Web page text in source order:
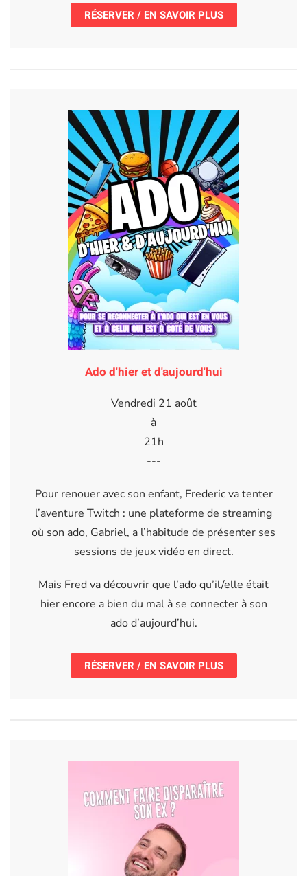
RÉSERVER / EN SAVOIR PLUS
Ado d'hier et d'aujourd'hui
Vendredi 21 août
à
21h
---
Pour renouer avec son enfant, Frederic va tenter
l’aventure Twitch : une plateforme de streaming
où son ado, Gabriel, a l’habitude de présenter ses
sessions de jeux vidéo en direct.
Mais Fred va découvrir que l’ado qu’il/elle était
hier encore a bien du mal à se connecter à son
ado d’aujourd’hui.
RÉSERVER / EN SAVOIR PLUS